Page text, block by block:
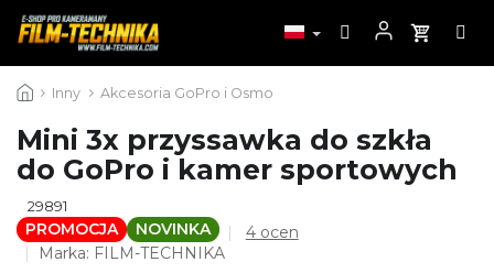
do
Inny Akcesoria GoPro i Osmo
Mini 3x przyssawka do szkła
do GoPro i kamer sportowych
29891
PROMOCJA NOVINKA
Średnia
4 ocen
Marka: FILM-TECHNIKA